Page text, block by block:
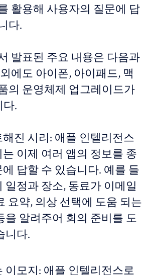
활용해 사용자의 질문에 답
다.
발표된 주요 내용은 다음과
에도 아이폰, 아이패드, 맥
의 운영체제 업그레이드가
.
진 시리: 애플 인텔리전스
이제 여러 앱의 정보를 종
답할 수 있습니다. 예를 들
일정과 장소, 동료가 이메일
요약, 의상 선택에 도움 되는
을 알려주어 회의 준비를 도
니다.
이모지: 애플 인텔리전스로